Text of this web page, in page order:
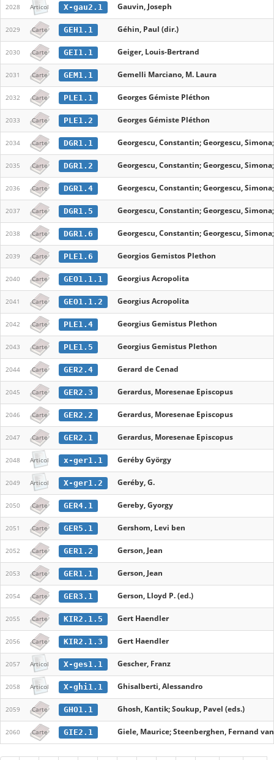
2028 Articol X-gau2.1 Gauvin, Joseph
2029 Carte GEH1.1 Géhin, Paul (dir.)
2030 Carte GEI1.1 Geiger, Louis-Bertrand
2031 Carte GEM1.1 Gemelli Marciano, M. Laura
2032 Carte PLE1.1 Georges Gémiste Pléthon
2033 Carte PLE1.2 Georges Gémiste Pléthon
2034 Carte DGR1.1 Georgescu, Constantin; Georgescu,
2035 Carte DGR1.2 Georgescu, Constantin; Georgescu,
2036 Carte DGR1.4 Georgescu, Constantin; Georgescu,
2037 Carte DGR1.5 Georgescu, Constantin; Georgescu,
2038 Carte DGR1.6 Georgescu, Constantin; Georgescu,
2039 Carte PLE1.6 Georgios Gemistos Plethon
2040 Carte GEO1.1.1 Georgius Acropolita
2041 Carte GEO1.1.2 Georgius Acropolita
2042 Carte PLE1.4 Georgius Gemistus Plethon
2043 Carte PLE1.5 Georgius Gemistus Plethon
2044 Carte GER2.4 Gerard de Cenad
2045 Carte GER2.3 Gerardus, Moresenae Episcopus
2046 Carte GER2.2 Gerardus, Moresenae Episcopus
2047 Carte GER2.1 Gerardus, Moresenae Episcopus
2048 Articol x-ger1.1 Geréby György
2049 Articol X-ger1.2 Geréby, G.
2050 Carte GER4.1 Gereby, Gyorgy
2051 Carte GER5.1 Gershom, Levi ben
2052 Carte GER1.2 Gerson, Jean
2053 Carte GER1.1 Gerson, Jean
2054 Carte GER3.1 Gerson, Lloyd P. (ed.)
2055 Carte KIR2.1.5 Gert Haendler
2056 Carte KIR2.1.3 Gert Haendler
2057 Articol X-ges1.1 Gescher, Franz
2058 Articol X-ghi1.1 Ghisalberti, Alessandro
2059 Carte GHO1.1 Ghosh, Kantik; Soukup, Pavel (eds.)
2060 Carte GIE2.1 Giele, Maurice; Steenberghen, Fernand